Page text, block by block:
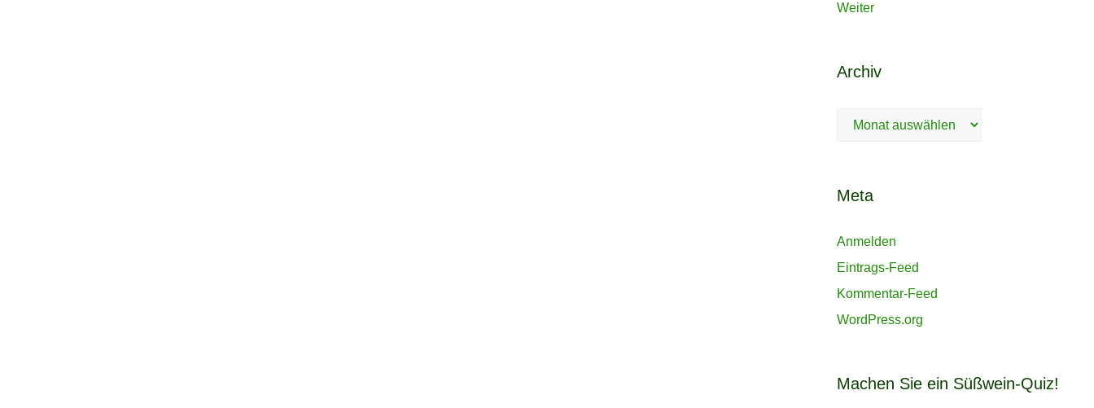
Weiter
Archiv
Archiv
Meta
Anmelden
Eintrags-Feed
Kommentar-Feed
WordPress.org
Machen Sie ein Süßwein-Quiz!